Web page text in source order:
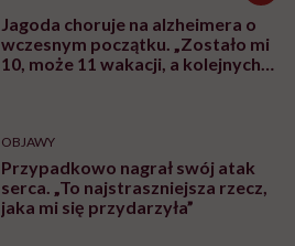
Jagoda choruje na alzheimera o
wczesnym początku. „Zostało mi
10, może 11 wakacji, a kolejnych
OBJAWY
Przypadkowo nagrał swój atak
serca. „To najstraszniejsza rzecz,
jaka mi się przydarzyła”